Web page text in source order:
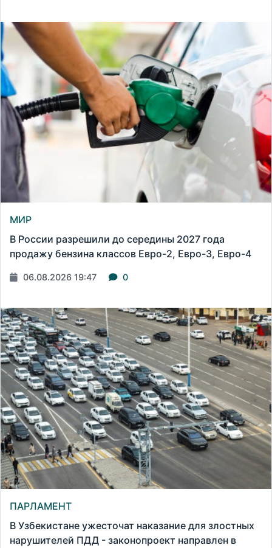
МИР
В России разрешили до середины 2027 года
продажу бензина классов Евро-2, Евро-3, Евро-4
06.08.2026 19:47 0
ПАРЛАМЕНТ
В Узбекистане ужесточат наказание для злостных
нарушителей ПДД - законопроект направлен в